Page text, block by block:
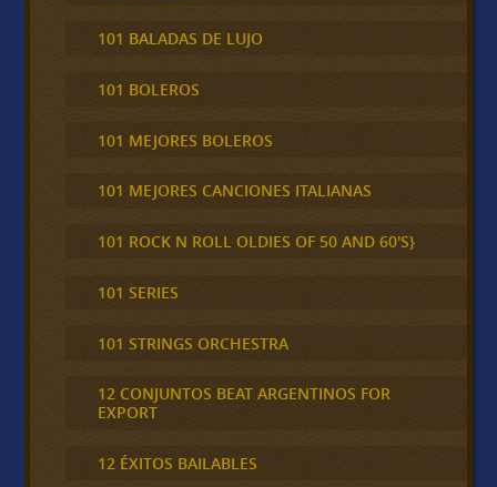
101 BALADAS DE LUJO
101 BOLEROS
101 MEJORES BOLEROS
101 MEJORES CANCIONES ITALIANAS
101 ROCK N ROLL OLDIES OF 50 AND 60'S}
101 SERIES
101 STRINGS ORCHESTRA
12 CONJUNTOS BEAT ARGENTINOS FOR
EXPORT
12 ÉXITOS BAILABLES